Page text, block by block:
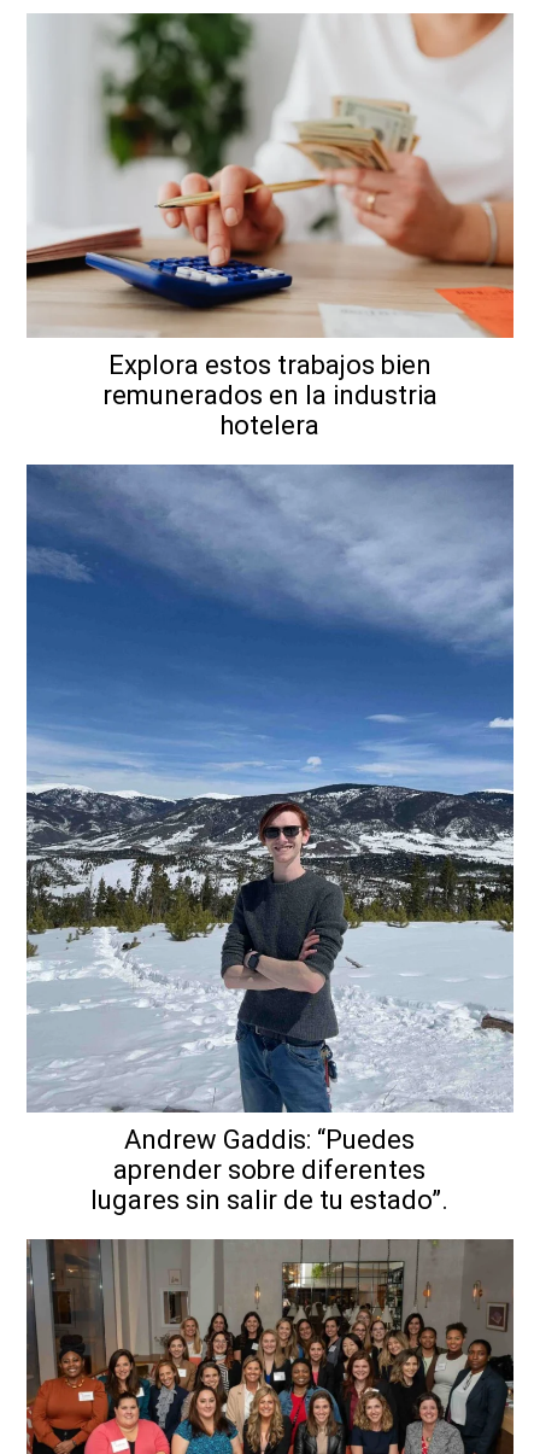
Explora estos trabajos bien
remunerados en la industria
hotelera
Andrew Gaddis: “Puedes
aprender sobre diferentes
lugares sin salir de tu estado”.